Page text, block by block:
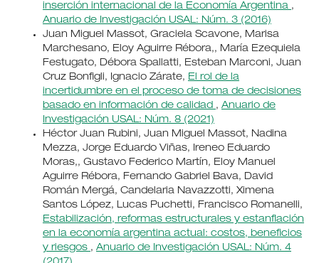
inserción internacional de la Economía Argentina ,
Anuario de Investigación USAL: Núm. 3 (2016)
Juan Miguel Massot, Graciela Scavone, Marisa
Marchesano, Eloy Aguirre Rébora,, María Ezequiela
Festugato, Débora Spallatti, Esteban Marconi, Juan
Cruz Bonfigli, Ignacio Zárate, El rol de la
incertidumbre en el proceso de toma de decisiones
basado en información de calidad , Anuario de
Investigación USAL: Núm. 8 (2021)
Héctor Juan Rubini, Juan Miguel Massot, Nadina
Mezza, Jorge Eduardo Viñas, Ireneo Eduardo
Moras,, Gustavo Federico Martín, Eloy Manuel
Aguirre Rébora, Fernando Gabriel Bava, David
Román Mergá, Candelaria Navazzotti, Ximena
Santos López, Lucas Puchetti, Francisco Romanelli,
Estabilización, reformas estructurales y estanflación
en la economía argentina actual: costos, beneficios
y riesgos , Anuario de Investigación USAL: Núm. 4